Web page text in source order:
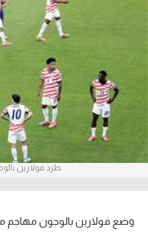
ركن الألعاب
بطولات
أمريكا 2026
الدوري الإنجليزي الممتاز
طرد فولارين
وضع فولارين بالوجون مهاجم